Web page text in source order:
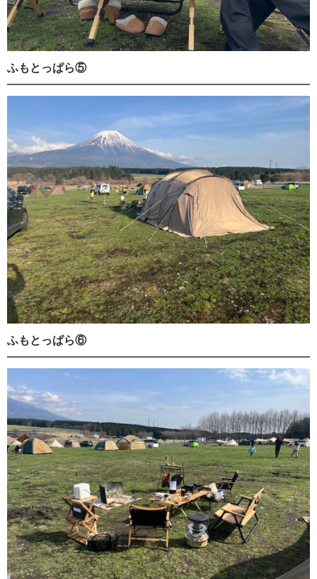
ふもとっぱら⑤
ふもとっぱら⑥